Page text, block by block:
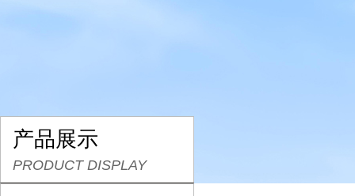
产品展示
PRODUCT DISPLAY